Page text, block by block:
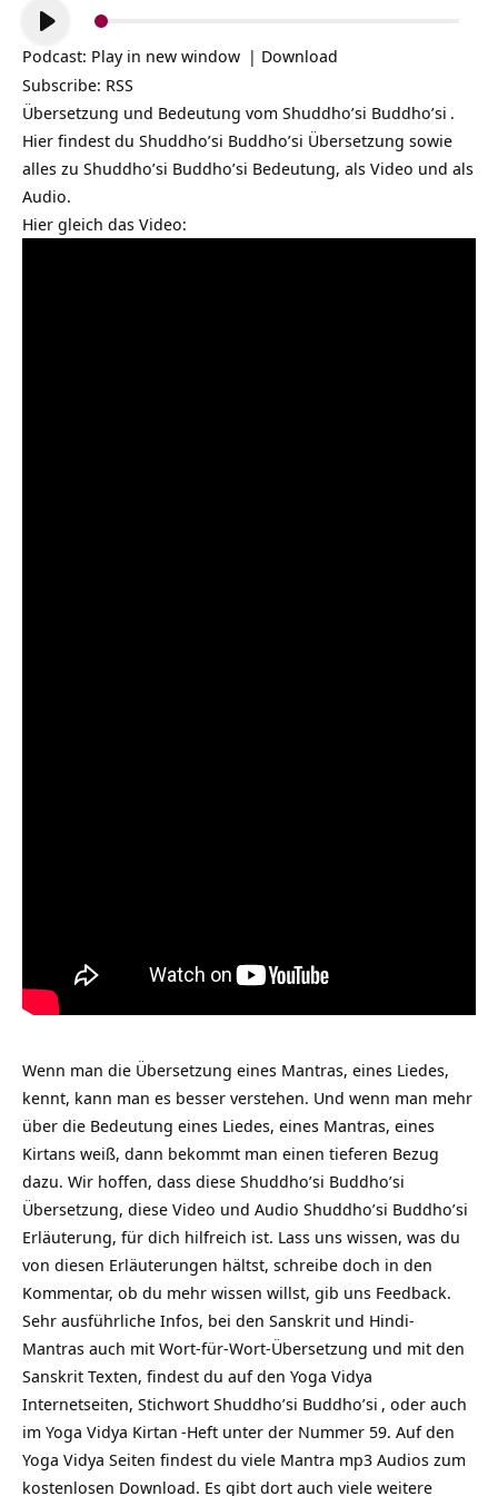
Audio-
Player
Podcast: Play in new window | Download
Subscribe: RSS
Übersetzung und Bedeutung vom Shuddho’si Buddho’si .
Hier findest du Shuddho’si Buddho’si Übersetzung sowie
alles zu Shuddho’si Buddho’si Bedeutung, als Video und als
Audio.
Hier gleich das Video:
Wenn man die Übersetzung eines Mantras, eines Liedes,
kennt, kann man es besser verstehen. Und wenn man mehr
über die Bedeutung eines Liedes, eines Mantras, eines
Kirtans weiß, dann bekommt man einen tieferen Bezug
dazu. Wir hoffen, dass diese Shuddho’si Buddho’si
Übersetzung, diese Video und Audio Shuddho’si Buddho’si
Erläuterung, für dich hilfreich ist. Lass uns wissen, was du
von diesen Erläuterungen hältst, schreibe doch in den
Kommentar, ob du mehr wissen willst, gib uns Feedback.
Sehr ausführliche Infos, bei den Sanskrit und Hindi-
Mantras auch mit Wort-für-Wort-Übersetzung und mit den
Sanskrit Texten, findest du auf den Yoga Vidya
Internetseiten, Stichwort Shuddho’si Buddho’si , oder auch
im Yoga Vidya Kirtan -Heft unter der Nummer 59. Auf den
Yoga Vidya Seiten findest du viele Mantra mp3 Audios zum
kostenlosen Download. Es gibt dort auch viele weitere